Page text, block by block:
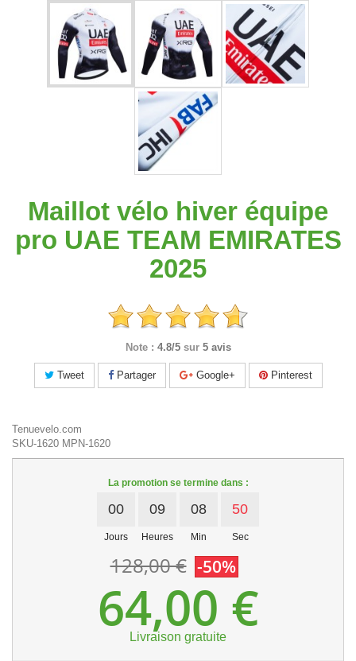
Maillot vélo hiver équipe
pro UAE TEAM EMIRATES
2025
Note : 4.8/5 sur 5 avis
Tweet Partager Google+ Pinterest
Tenuevelo.com
SKU-1620 MPN-1620
La promotion se termine dans :
00
Jours
09
Heures
08
Min
50
Sec
128,00 € -50%
64,00 €
Livraison gratuite